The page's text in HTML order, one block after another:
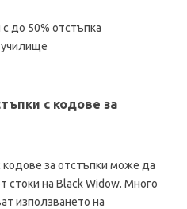
до 50% отстъпка
училище
с кодове за
за отстъпки може да
стоки на Black Widow. Много
използването на